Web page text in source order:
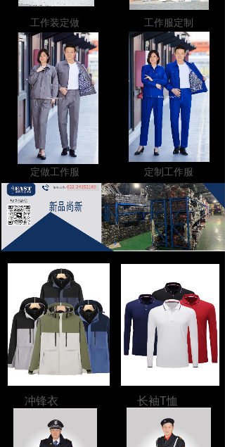
工作服定制
工作装定做
定做工作服 定制工作服
冲锋衣 长袖T恤